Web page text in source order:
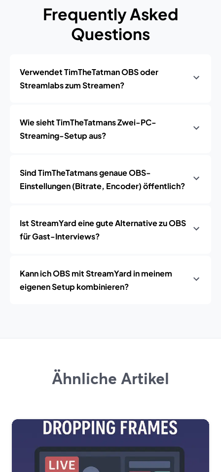
Frequently Asked
Questions
Verwendet TimTheTatman OBS oder
Streamlabs zum Streamen?
Wie sieht TimTheTatmans Zwei-PC-
Streaming-Setup aus?
Sind TimTheTatmans genaue OBS-
Einstellungen (Bitrate, Encoder) öffentlich?
Ist StreamYard eine gute Alternative zu OBS
für Gast-Interviews?
Kann ich OBS mit StreamYard in meinem
eigenen Setup kombinieren?
Ähnliche Artikel